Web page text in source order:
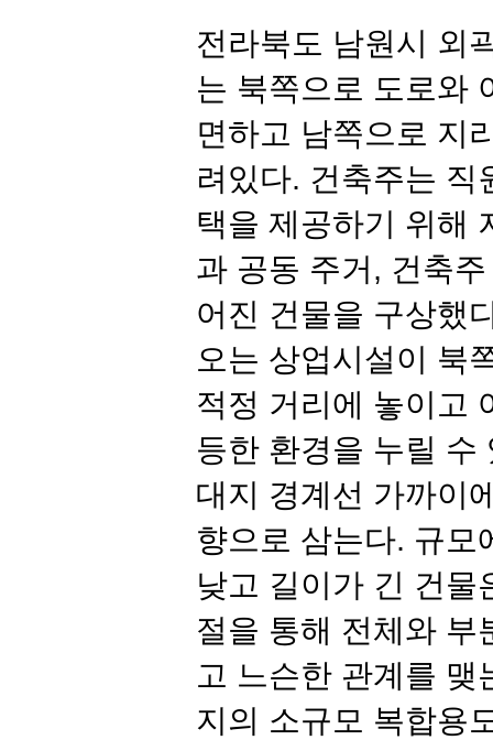
전라북도 남원시 외
는 북쪽으로 도로와
면하고 남쪽으로 지
려있다. 건축주는 직
택을 제공하기 위해
과 공동 주거, 건축
어진 건물을 구상했
오는 상업시설이 북
적정 거리에 놓이고
등한 환경을 누릴 수
대지 경계선 가까이
향으로 삼는다. 규모
낮고 길이가 긴 건물
절을 통해 전체와 부
고 느슨한 관계를 맺
지의 소규모 복합용